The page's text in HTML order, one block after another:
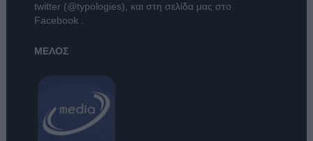
twitter (@typologies) , και στη σελίδα μας στο
Facebook
ΜΕΛΟΣ